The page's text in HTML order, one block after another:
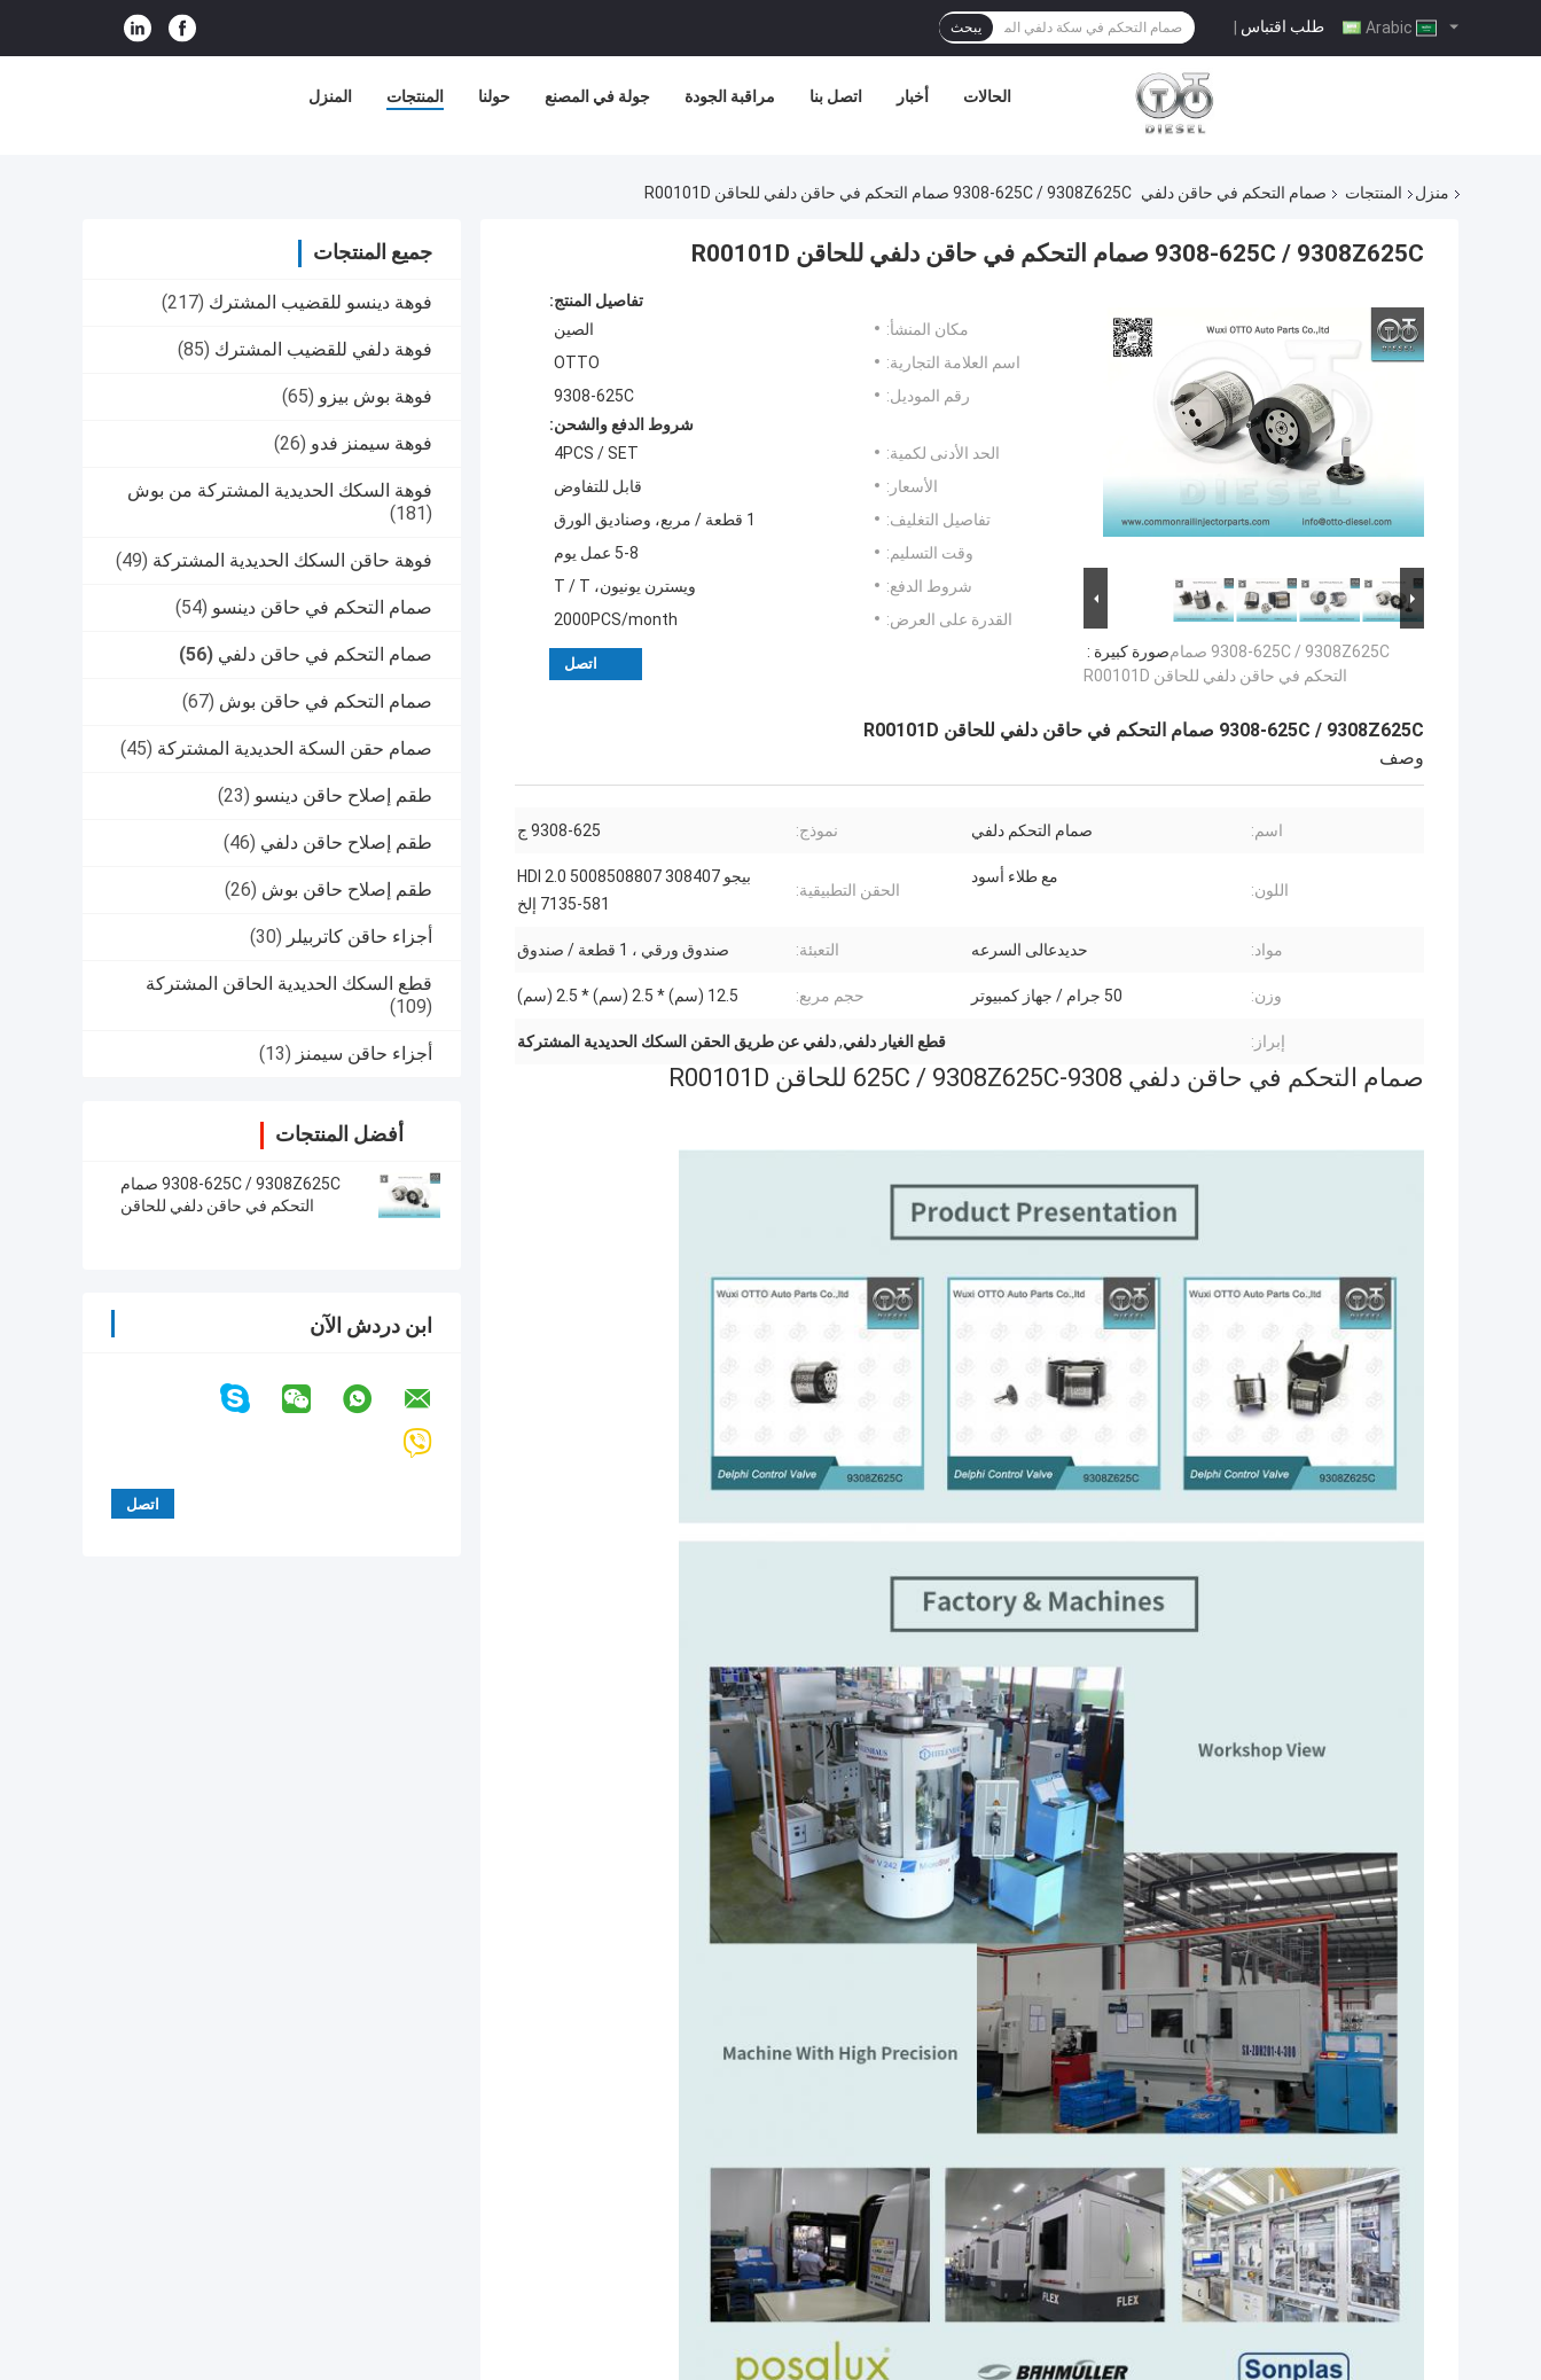
طلب اقتباس | يبحث
المنزل المنتجات حولنا جولة في المصنع مراقبة الجودة اتصل بنا أخبار الحالات
منزل المنتجات صمام التحكم في حاقن دلفي 9308-625C / 9308Z625C صمام التحكم في حاقن دلفي للحاقن R00101D
جميع المنتجات
فوهة دينسو للقضيب المشترك (217)
فوهة دلفي للقضيب المشترك (85)
فوهة بوش بيزو (65)
فوهة سيمنز فدو (26)
فوهة السكك الحديدية المشتركة من بوش
(181)
فوهة حاقن السكك الحديدية المشتركة (49)
صمام التحكم في حاقن دينسو (54)
صمام التحكم في حاقن دلفي (56)
صمام التحكم في حاقن بوش (67)
صمام حقن السكة الحديدية المشتركة (45)
طقم إصلاح حاقن دينسو (23)
طقم إصلاح حاقن دلفي (46)
طقم إصلاح حاقن بوش (26)
أجزاء حاقن كاتربيلر (30)
قطع السكك الحديدية الحاقن المشتركة
(109)
أجزاء حاقن سيمنز (13)
أفضل المنتجات
9308-625C / 9308Z625C صمام
التحكم في حاقن دلفي للحاقن
ابن دردش الآن
9308-625C / 9308Z625C صمام التحكم في حاقن دلفي للحاقن R00101D
صورة كبيرة :9308-625C / 9308Z625C صمام
التحكم في حاقن دلفي للحاقن R00101D
تفاصيل المنتج:
مكان المنشأ:
الصين
اسم العلامة التجارية:
OTTO
رقم الموديل:
9308-625C
شروط الدفع والشحن:
الحد الأدنى لكمية:
4PCS / SET
الأسعار:
قابل للتفاوض
تفاصيل التغليف:
1 قطعة / مربع، وصناديق الورق
وقت التسليم:
5-8 عمل يوم
شروط الدفع:
ويسترن يونيون، T / T
القدرة على العرض:
2000PCS/month
اتصل
9308-625C / 9308Z625C صمام التحكم في حاقن دلفي للحاقن R00101D
وصف
اسم: صمام التحكم دلفي نموذج: 9308-625 ج
اللون:
مع طلاء أسود
الحقن التطبيقية:
بيجو 308407 5008508807 2.0 HDI
7135-581 إلخ
مواد: حديدعالى السرعه التعبئة: صندوق ورقي ، 1 قطعة / صندوق
وزن: 50 جرام / جهاز كمبيوتر حجم مربع: 12.5 (سم) * 2.5 (سم) * 2.5 (سم)
إبراز: قطع الغيار دلفي,دلفي عن طريق الحقن السكك الحديدية المشتركة
صمام التحكم في حاقن دلفي 9308-625C / 9308Z625C للحاقن R00101D